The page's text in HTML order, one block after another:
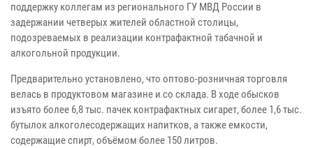
поддержку коллегам из регионального ГУ МВД России в
задержании четверых жителей областной столицы,
подозреваемых в реализации контрафактной табачной и
алкогольной продукции.
Предварительно установлено, что оптово-розничная торговля
велась в продуктовом магазине и со склада. В ходе обысков
изъято более 6,8 тыс. пачек контрафактных сигарет, более 1,6 тыс.
бутылок алкоголесодержащих напитков, а также емкости,
содержащие спирт, объёмом более 150 литров.